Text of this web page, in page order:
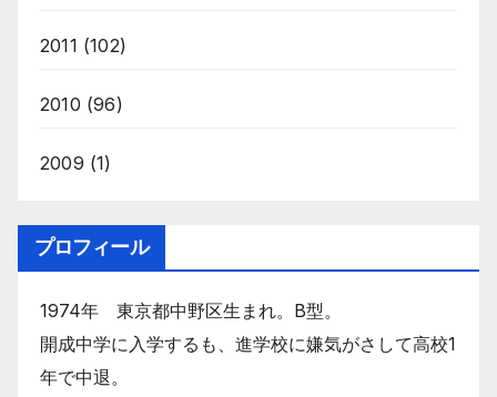
2011 (102)
2010 (96)
2009 (1)
プロフィール
1974年 東京都中野区生まれ。B型。
開成中学に入学するも、進学校に嫌気がさして高校1
年で中退。